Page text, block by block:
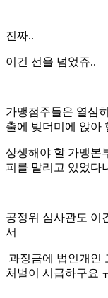
진짜..
이건 선을 넘었쥬..
가맹점주들은 열심
출에 빚더미에 앉아
상생해야 할 가맹본
피를 말리고 있었다
공정위 심사관도 이
서
과징금에 법인개인
처벌이 시급하구요